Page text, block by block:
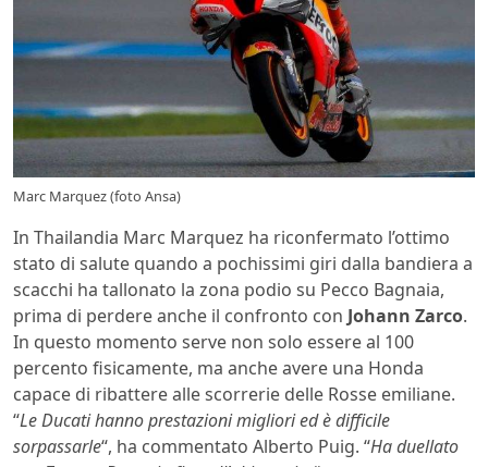
Marc Marquez (foto Ansa)
In Thailandia Marc Marquez ha riconfermato l’ottimo
stato di salute quando a pochissimi giri dalla bandiera a
scacchi ha tallonato la zona podio su Pecco Bagnaia,
prima di perdere anche il confronto con Johann Zarco.
In questo momento serve non solo essere al 100
percento fisicamente, ma anche avere una Honda
capace di ribattere alle scorrerie delle Rosse emiliane.
“Le Ducati hanno prestazioni migliori ed è difficile
sorpassarle“, ha commentato Alberto Puig. “Ha duellato